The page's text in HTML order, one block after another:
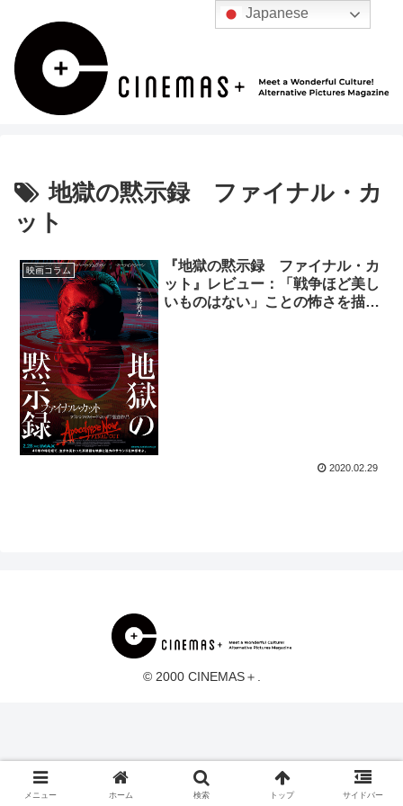
地獄の黙示録 ファイナル・カ
ット
映画コラム
『地獄の黙示録 ファイナル・カ
ット』レビュー：「戦争ほど美し
いものはない」ことの怖さを描い
2020.02.29
© 2000 CINEMAS＋.
メニュー ホーム 検索 トップ サイドバー
Japanese